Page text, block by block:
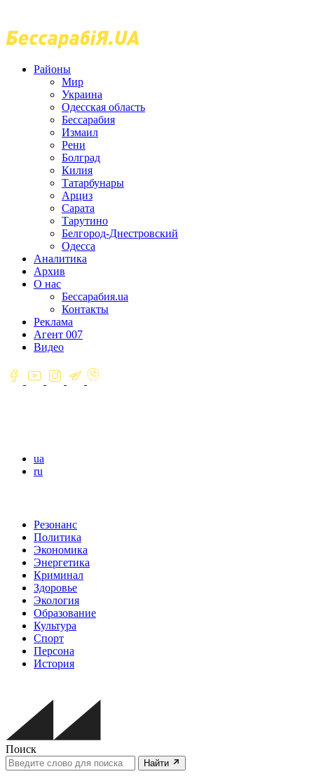
Районы
Мир
Украина
Одесская область
Бессарабия
Измаил
Рени
Болград
Килия
Татарбунары
Арциз
Сарата
Тарутино
Белгород-Днестровский
Одесса
Аналитика
Архив
О нас
Бессарабия.ua
Контакты
Реклама
Агент 007
Видео
ua
ru
Резонанс
Политика
Экономика
Энергетика
Криминал
Здоровье
Экология
Образование
Культура
Спорт
Персона
История
Поиск
Найти